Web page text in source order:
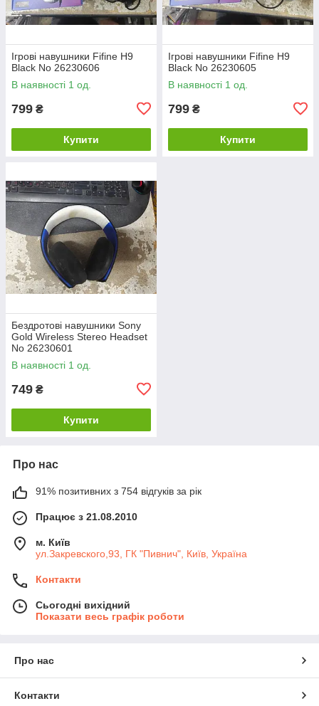
Ігрові навушники Fifine H9
Black No 26230606
В наявності 1 од.
799 ₴
Купити
Ігрові навушники Fifine H9
Black No 26230605
В наявності 1 од.
799 ₴
Купити
Бездротові навушники Sony
Gold Wireless Stereo Headset
No 26230601
В наявності 1 од.
749 ₴
Купити
Про нас
91% позитивних з 754 відгуків за рік
Працює з 21.08.2010
м. Київ
ул.Закревского,93, ГК "Пивнич", Київ, Україна
Контакти
Сьогодні вихідний
Показати весь графік роботи
Про нас
Контакти